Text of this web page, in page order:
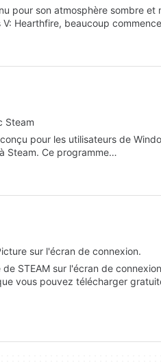
pour son atmosphère sombre et
V: Hearthfire, beaucoup
Steam
pour les utilisateurs de
Steam. Ce programme…
sur l'écran de connexion.
STEAM sur l'écran de
vous pouvez télécharger